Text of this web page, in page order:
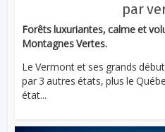
par
Forêts luxuriantes, calme et
Montagnes Vertes.
Le Vermont et ses grands
par 3 autres états, plus le
état...